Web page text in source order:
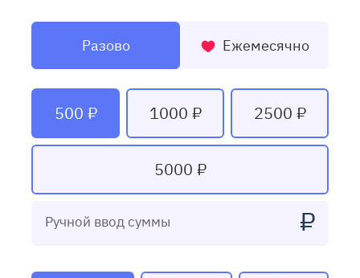
Разово Ежемесячно
500 ₽ 1000 ₽ 2500 ₽
5000 ₽
Ручной ввод суммы ₽